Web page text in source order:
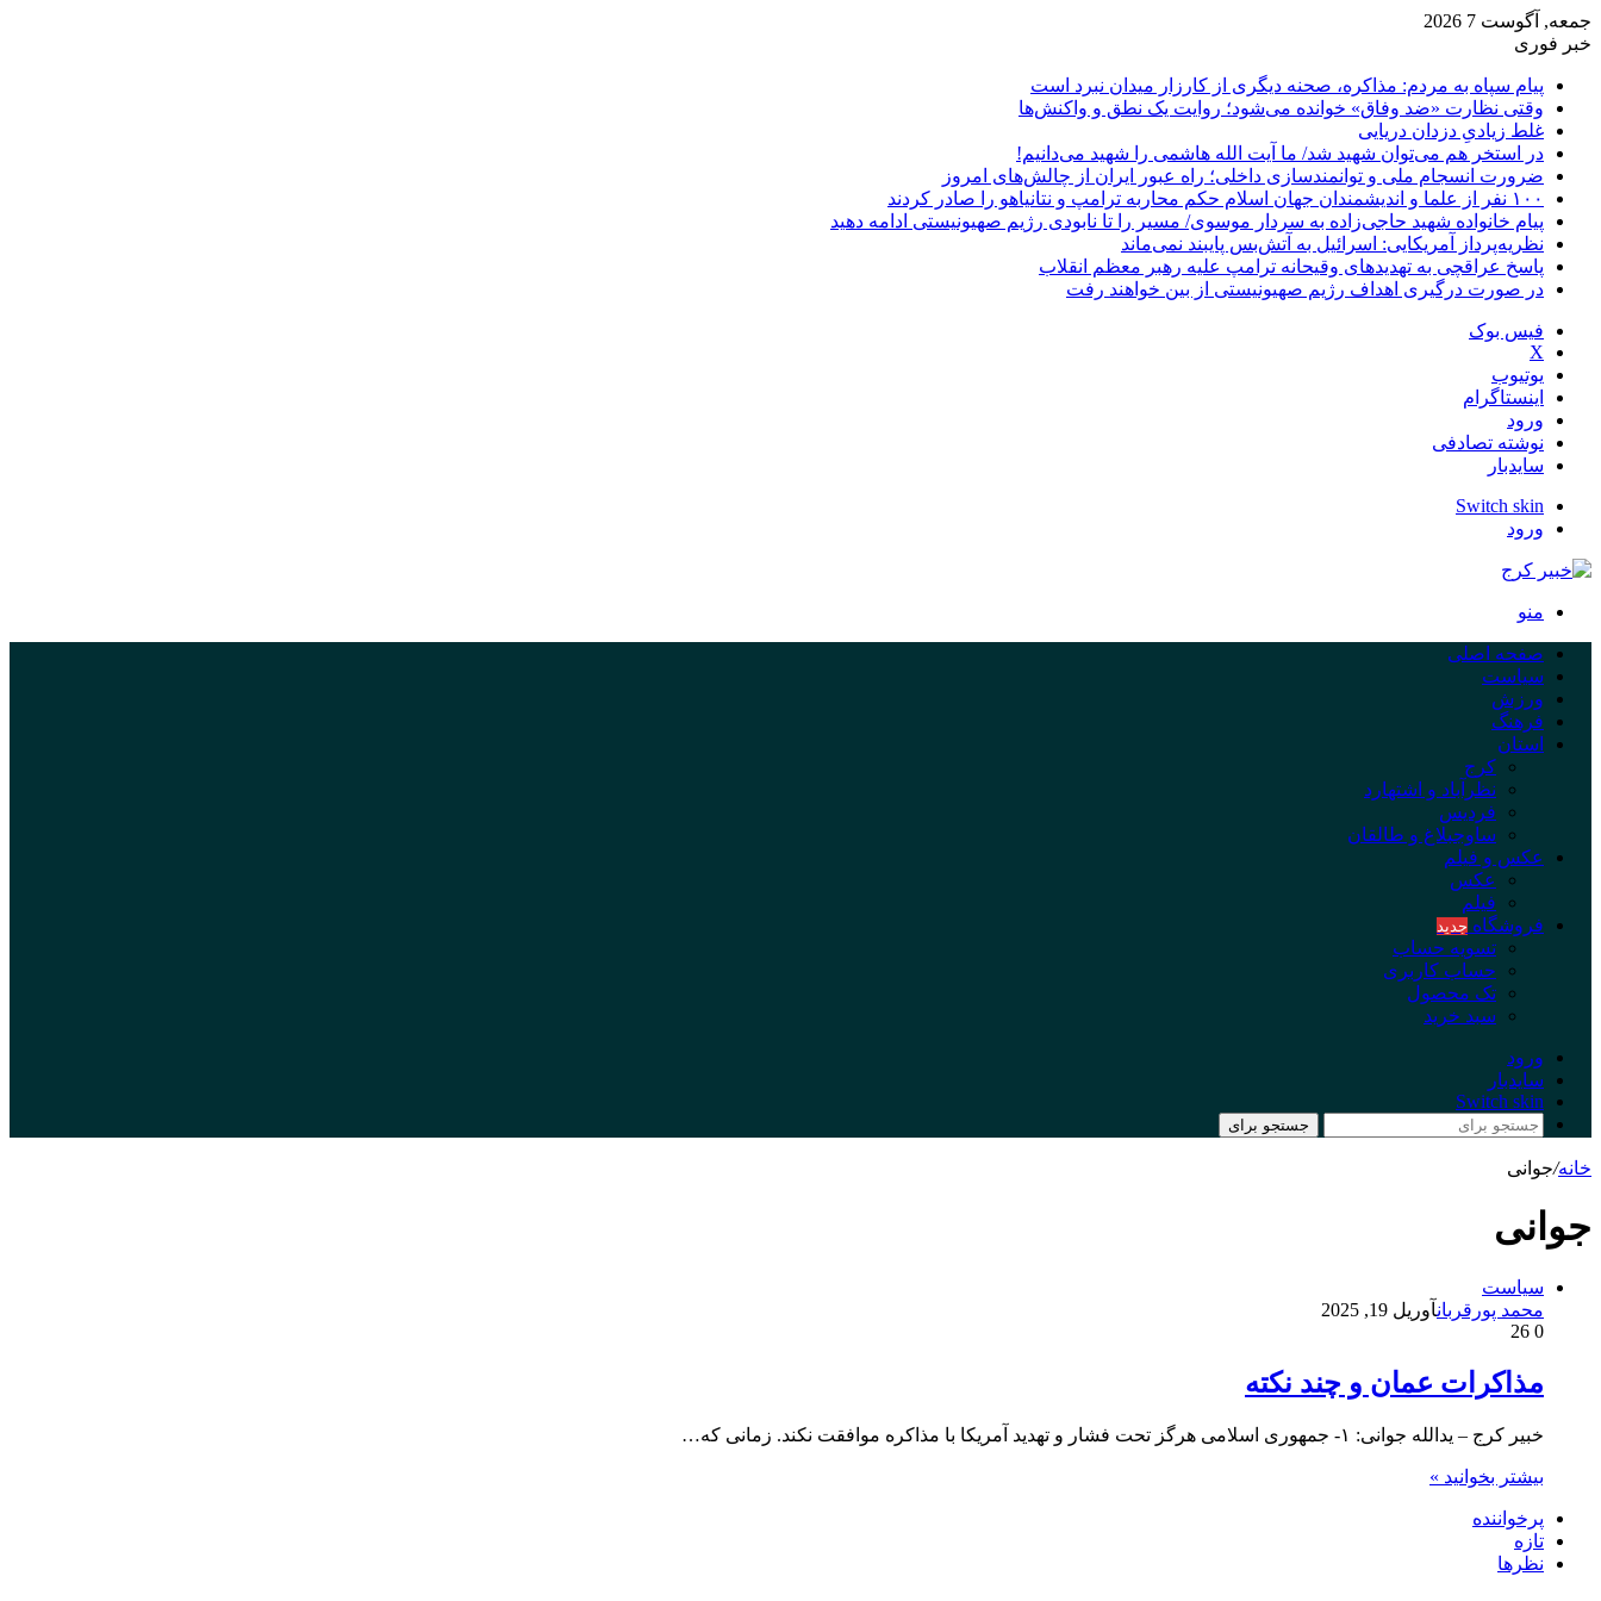
جمعه, آگوست 7 2026
خبر فوری
پیام سپاه به مردم: مذاکره، صحنه دیگری از کارزار میدان نبرد است
وقتی نظارت «ضد وفاق» خوانده می‌شود؛ روایت یک نطق و واکنش‌ها
غلط زیادیِ دزدان دریایی
در استخر هم می‌توان شهید شد/ ما آیت الله هاشمی را شهید می‌دانیم!
ضرورت انسجام ملی و توانمندسازی داخلی؛ راه عبور ایران از چالش‌های امروز
۱۰۰ نفر از علما و اندیشمندان جهان اسلام حکم محاربه ترامپ و نتانیاهو را صادر کردند
پیام خانواده شهید حاجی‌زاده به سردار موسوی/ مسیر را تا نابودی رژیم صهیونیستی ادامه دهید
نظریه‌پرداز آمریکایی: اسرائیل به آتش‌بس پایبند نمی‌ماند
پاسخ عراقچی به تهدیدهای وقیحانه ترامپ علیه رهبر معظم انقلاب
در صورت درگیری اهداف رژیم صهیونیستی از بین خواهند رفت
فیس بوک
X
یوتیوب
اینستاگرام
ورود
نوشته تصادفی
سایدبار
Switch skin
ورود
منو
صفحه اصلی
سیاست
ورزش
فرهنگ
استان
کرج
نظرآباد و اشتهارد
فردیس
ساوجبلاغ و طالقان
عکس و فیلم
عکس
فیلم
فروشگاه جدید
تسویه حساب
حساب کاربری
تک محصول
سبد خرید
ورود
سایدبار
Switch skin
جستجو برای
خانه/جوانی
جوانی
سیاست
محمد پورقربانآوریل 19, 2025
0
مذاکرات عمان و چند نکته
خبیر کرج – یدالله جوانی: ۱- جمهوری اسلامی هرگز تحت فشار و تهدید آمریکا با مذاکره موافقت نکند. زمانی که…
بیشتر بخوانید »
پرخواننده
تازه
نظرها